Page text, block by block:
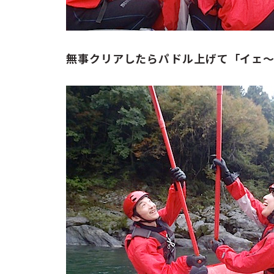
無事クリアしたらパドル上げて「イェ